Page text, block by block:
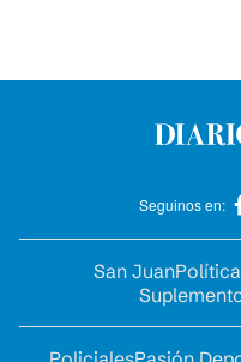
Seguinos en:
San JuanPolítica